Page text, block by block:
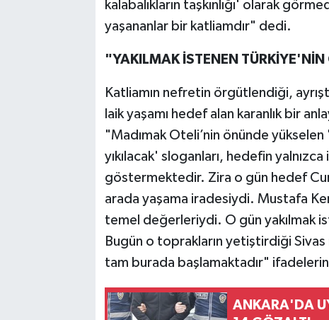
kalabalıkların taşkınlığı' olarak
yaşananlar bir katliamdır" dedi.
"YAKILMAK İSTENEN
Katliamın nefretin örgütlendiği,
laik yaşamı hedef alan karanlık bir
"Madımak Oteli’nin önünde
yıkılacak' sloganları, hedefin yalnızca
göstermektedir. Zira o gün hedef
arada yaşama iradesiydi. Mustafa
temel değerleriydi. O gün yakılmak
Bugün o toprakların yetiştirdiği Sivas
tam burada başlamaktadır"
ANKARA'DA